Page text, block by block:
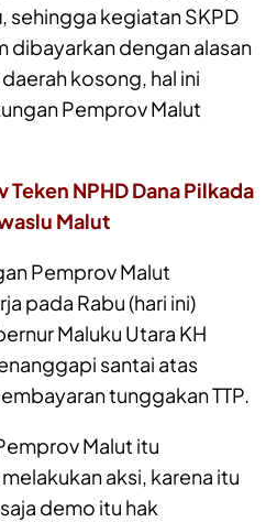
sehingga kegiatan SKPD
dibayarkan dengan alasan
kosong, hal ini
Pemprov Malut
Teken NPHD Dana Pilkada
Malut
Pemprov Malut
pada Rabu (hari ini)
Maluku Utara KH
santai atas
tunggakan TTP.
Malut itu
aksi, karena itu
demo itu hak